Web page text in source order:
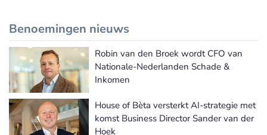
Benoemingen nieuws
Meer Benoemingen nieuws
Robin van den Broek wordt CFO van
Nationale-Nederlanden Schade &
Inkomen
House of Bèta versterkt AI-strategie met
komst Business Director Sander van der
Hoek